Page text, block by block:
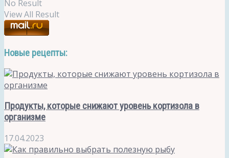
No Result
View All Result
Новые рецепты:
Продукты, которые снижают уровень кортизола в
организме
17.04.2023